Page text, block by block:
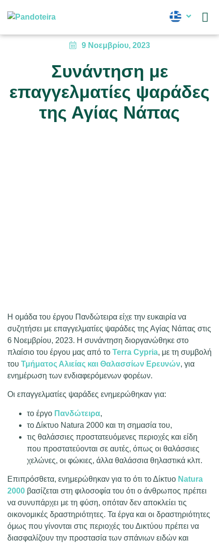
9 Νοεμβρίου, 2023
Συνάντηση με
επαγγελματίες ψαράδες
της Αγίας Νάπας
Η ομάδα του έργου Πανδώτειρα είχε την ευκαιρία να
συζητήσει με επαγγελματίες ψαράδες της Αγίας Νάπας στις
6 Νοεμβρίου, 2023. Η συνάντηση διοργανώθηκε στο
πλαίσιο του έργου μας από το Terra Cypria, με τη συμβολή
του Τμήματος Αλιείας και Θαλασσίων Ερευνών, για
ενημέρωση των ενδιαφερόμενων φορέων.
Οι επαγγελματίες ψαράδες ενημερώθηκαν για:
το έργο Πανδώτειρα,
το Δίκτυο Natura 2000 και τη σημασία του,
τις θαλάσσιες προστατευόμενες περιοχές και είδη
που προστατεύονται σε αυτές, όπως οι θαλάσσιες
χελώνες, οι φώκιες, άλλα θαλάσσια θηλαστικά κλπ.
Επιπρόσθετα, ενημερώθηκαν για το ότι το Δίκτυο Natura
2000 βασίζεται στη φιλοσοφία του ότι ο άνθρωπος πρέπει
να συνυπάρχει με τη φύση, οπόταν δεν αποκλείει τις
οικονομικές δραστηριότητες. Τα έργα και οι δραστηριότητες
όμως που γίνονται στις περιοχές του Δικτύου πρέπει να
διασφαλίζουν την προστασία των σπάνιων ειδών και